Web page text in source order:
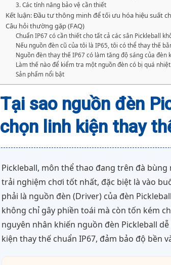
3. Các tính năng bảo vệ cần thiết
Kết luận: Đầu tư thông minh để tối ưu hóa hiệu suất
Câu hỏi thường gặp (FAQ)
Chuẩn IP67 có cần thiết cho tất cả các sân Pickleball
Nếu nguồn đèn cũ của tôi là IP65, tôi có thể thay thế
Nguồn đèn thay thế IP67 có làm tăng độ sáng của đèn
Làm thế nào để kiểm tra một nguồn đèn có bị quá
Sản phẩm nổi bật
Tại sao nguồn đèn
chọn linh kiện thay
Pickleball, môn thể thao đang trên đà
trải nghiệm chơi tốt nhất, đặc biệt là vào
phải là nguồn đèn (Driver) của đèn
không chỉ gây phiền toái mà còn tốn kém
nguyên nhân khiến nguồn đèn Pickleball
kiện thay thế chuẩn IP67, đảm bảo độ bền